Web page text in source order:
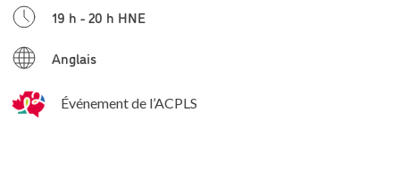
19 h - 20 h HNE
Anglais
Événement de l’ACPLS